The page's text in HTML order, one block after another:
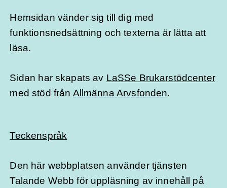
Hemsidan vänder sig till dig med
funktionsnedsättning och texterna är lätta att
läsa.
Sidan har skapats av LaSSe Brukarstödcenter
med stöd från Allmänna Arvsfonden.
Teckenspråk
Den här webbplatsen använder tjänsten
Talande Webb för uppläsning av innehåll på